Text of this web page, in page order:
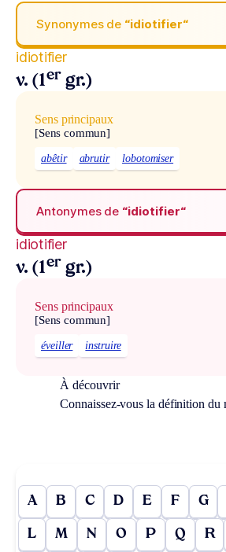
Synonymes de “idiotifier“
idiotifier
v. (1er gr.)
Sens principaux
[Sens commun]
abêtir abrutir lobotomiser
Antonymes de “idiotifier“
idiotifier
v. (1er gr.)
Sens principaux
[Sens commun]
éveiller instruire
À découvrir
Connaissez-vous la définition du
A B C D E F G
L M N O P Q R